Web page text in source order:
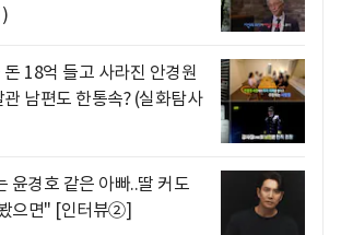
돈 18억 들고 사라진 안경원
남편도 한통속? (실화탐사
윤경호 같은 아빠..딸 커도
으면" [인터뷰②]